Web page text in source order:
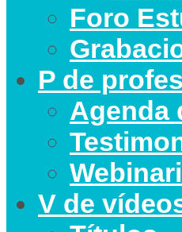
Foro
P de
Agenda
V de